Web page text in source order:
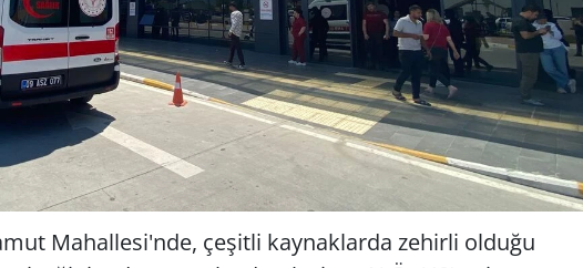
Mahallesi'nde, çeşitli kaynaklarda zehirli olduğu